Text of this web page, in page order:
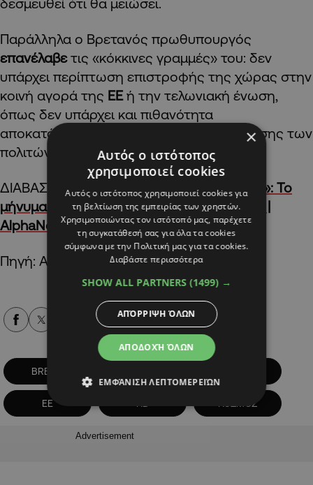
δεσμευθεί ότι θα μειώσει.
Παράλληλα ο Βρετανός πρωθυπουργός
επανέλαβετις «κόκκινες γραμμές» του: δεν
υπάρχει περίπτωση επιστροφής της χώρας στην
κοινή αγορά της ΕΕή την τελωνιακή ένωση,
όπως δεν υπάρχει και πιθανότητα
αποκατάστασης της ελεύθερης μετακίνησης των
πολιτών της ΕΕ στη Βρετανία.
ΔΙΑΒΑΣΤΕ ΕΠΙΣΗΣ:
«Ταχεία ανάρρωση Τζο»: Το
μήνυμα Τραμπ για την υγεία του Μπάιντεν |
AlphaNews
Πηγή: ΑΠΕ-ΜΠΕ
Alpha Podcasts
BREXIT
ΕΕ ΚΟΣΜΟΣ
Advertisement
×
Αυτός ο ιστότοπος
χρησιμοποιεί cookies
Αυτός ο ιστότοπος χρησιμοποιεί cookies για
τη βελτίωση της εμπειρίας των χρηστών.
Χρησιμοποιώντας τον ιστότοπό μας, παρέχετε
τη συγκατάθεσή σας για όλα τα cookies
σύμφωνα με την Πολιτική μας για τα cookies.
Διαβάστε περισσότερα
SHOW ALL PARTNERS (1499) →
ΑΠΟΔΟΧΉ ΌΛΩΝ
ΑΠΌΡΡΙΨΗ ΌΛΩΝ
ΕΜΦΆΝΙΣΗ ΛΕΠΤΟΜΕΡΕΙΏΝ